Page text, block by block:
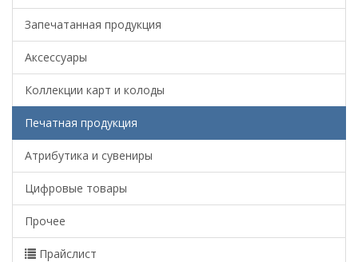
Запечатанная продукция
Аксессуары
Коллекции карт и колоды
Печатная продукция
Атрибутика и сувениры
Цифровые товары
Прочее
Прайслист